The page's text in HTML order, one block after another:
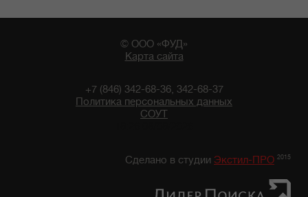
© ООО «ФУД»
Карта сайта
+7 (846) 342-68-36, 342-68-37
Политика персональных данных
СОУТ
Сделано в студии Экстил-ПРО 2015